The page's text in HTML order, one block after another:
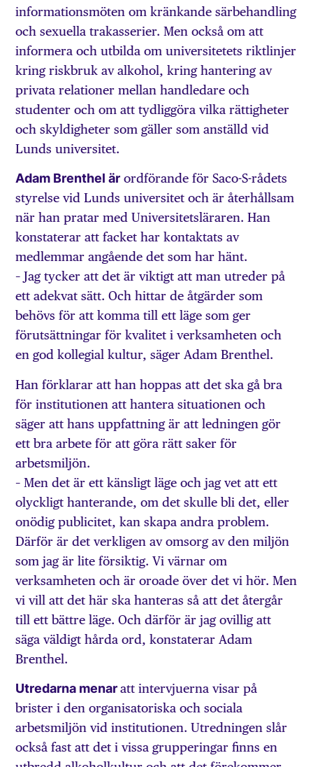
informationsmöten om kränkande särbehandling
och sexuella trakasserier. Men också om att
informera och utbilda om universitetets riktlinjer
kring riskbruk av alkohol, kring hantering av
privata relationer mellan handledare och
studenter och om att tydliggöra vilka rättigheter
och skyldigheter som gäller som anställd vid
Lunds universitet.
Adam Brenthel är ordförande för Saco-S-rådets
styrelse vid Lunds universitet och är återhållsam
när han pratar med Universitetsläraren. Han
konstaterar att facket har kontaktats av
medlemmar angående det som har hänt.
– Jag tycker att det är viktigt att man utreder på
ett adekvat sätt. Och hittar de åtgärder som
behövs för att komma till ett läge som ger
förutsättningar för kvalitet i verksamheten och
en god kollegial kultur, säger Adam Brenthel.
Han förklarar att han hoppas att det ska gå bra
för institutionen att hantera situationen och
säger att hans uppfattning är att ledningen gör
ett bra arbete för att göra rätt saker för
arbetsmiljön.
– Men det är ett känsligt läge och jag vet att ett
olyckligt hanterande, om det skulle bli det, eller
onödig publicitet, kan skapa andra problem.
Därför är det verkligen av omsorg av den miljön
som jag är lite försiktig. Vi värnar om
verksamheten och är oroade över det vi hör. Men
vi vill att det här ska hanteras så att det återgår
till ett bättre läge. Och därför är jag ovillig att
säga väldigt hårda ord, konstaterar Adam
Brenthel.
Utredarna menaratt intervjuerna visar på
brister i den organisatoriska och sociala
arbetsmiljön vid institutionen. Utredningen slår
också fast att det i vissa grupperingar finns en